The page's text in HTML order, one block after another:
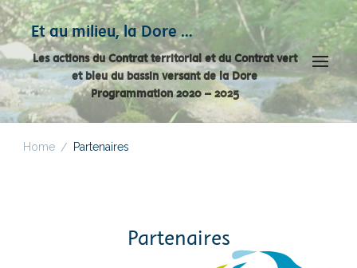
Et au milieu, la Dore …
Les actions du Contrat territorial et du Contrat vert
et bleu du bassin versant de la Dore
Programmation 2020 – 2025
Home / Partenaires
Partenaires
Panneau de gestion des cookies